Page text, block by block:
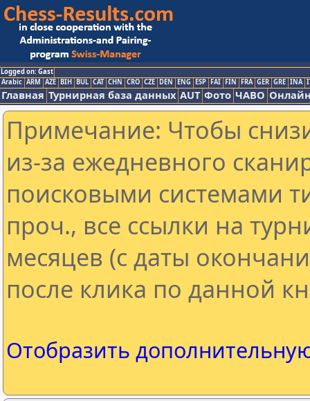
Logged on: Gast
Arabic ARM AZE BIH BUL CAT CHN CRO CZE DEN ENG ESP FAI FIN FRA GER GRE INA
Главная Турнирная база данных AUT Фото ЧАВО
Примечание: Чтобы
из-за ежедневного
поисковыми системами
проч., все ссылки на
месяцев (с даты
после клика по данной
Отобразить